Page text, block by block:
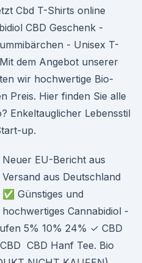
Cbd T-Shirts online
CBD Geschenk -
- Unisex T-
dem Angebot unserer
wir hochwertige Bio-
Preis. Hier finden Sie alle
Enkeltauglicher Lebensstil
up.
Neuer EU-Bericht aus
Versand aus Deutschland
✅ Günstiges und
hochwertiges Cannabidiol -
5% 10% 24% ✓ CBD
CBD Hanf Tee. Bio